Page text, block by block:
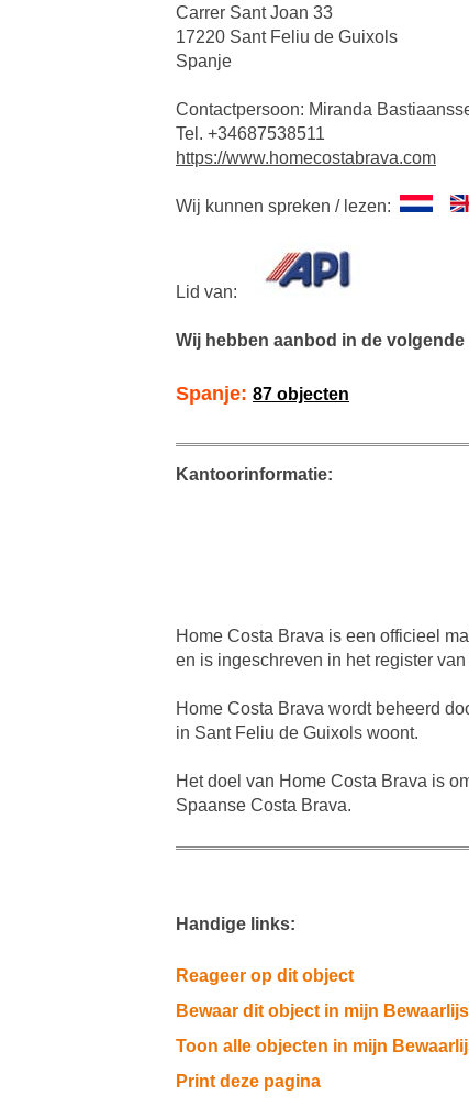
Carrer Sant Joan 33
17220 Sant Feliu de Guixols
Spanje
Contactpersoon: Miranda
Tel. +34687538511
https://www.homecostabrava.com
Wij kunnen spreken / lezen:
Lid van:
Wij hebben aanbod in de volgende
Spanje: 87 objecten
Kantoorinformatie:
Home Costa Brava is een officieel
en is ingeschreven in het register
Home Costa Brava wordt beheerd
in Sant Feliu de Guixols woont.
Het doel van Home Costa Brava is
Spaanse Costa Brava.
Handige links:
Reageer op dit object
Bewaar dit object in mijn
Toon alle objecten in mijn
Print deze pagina